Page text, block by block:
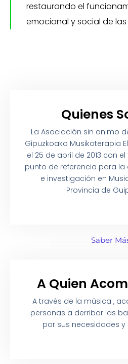
restaurando el
emocional y social de
Quienes
La Asociación sin animo
Gipuzkoako Musikoterapia
el 25 de abril de 2013 con
punto de referencia para la
e investigación en
Provincia de
Saber
A Quien
A través de la música ,
personas a derribar las
por sus necesidades